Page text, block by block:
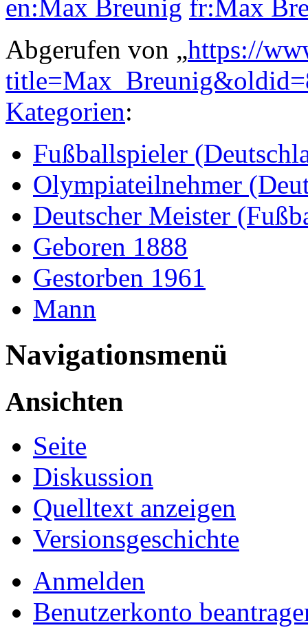
en:Max Breunig fr:Max
Abgerufen von „https://
Kategorien:
Fußballspieler
Olympiateilnehmer
Deutscher Meister
Geboren 1888
Gestorben 1961
Mann
Navigationsmenü
Ansichten
Seite
Diskussion
Quelltext anzeigen
Versionsgeschichte
Anmelden
Benutzerkonto